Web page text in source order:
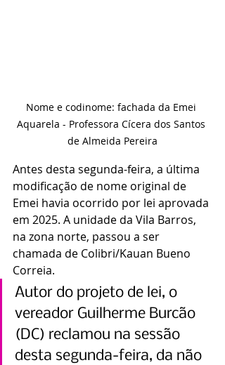
Nome e codinome: fachada da Emei
Aquarela - Professora Cícera dos Santos
de Almeida Pereira
Antes desta segunda-feira, a última
modificação de nome original de
Emei havia ocorrido por lei aprovada
em 2025. A unidade da Vila Barros,
na zona norte, passou a ser
chamada de Colibri/Kauan Bueno
Correia.
Autor do projeto de lei, o
vereador Guilherme Burcão
(DC) reclamou na sessão
desta segunda-feira, da não